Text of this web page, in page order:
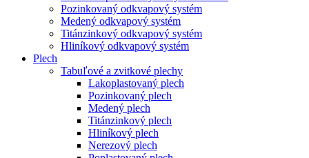
Pozinkovaný odkvapový systém
Medený odkvapový systém
Titánzinkový odkvapový systém
Hliníkový odkvapový systém
Plech
Tabuľové a zvitkové plechy
Lakoplastovaný plech
Pozinkovaný plech
Medený plech
Titánzinkový plech
Hliníkový plech
Nerezový plech